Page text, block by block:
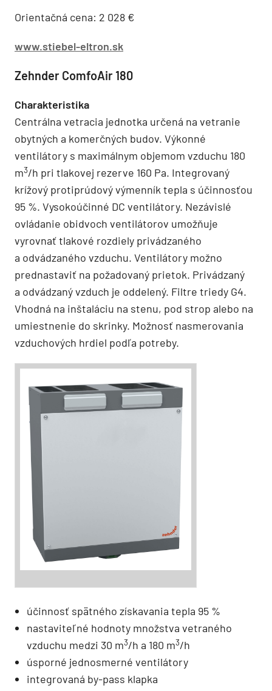
Orientačná cena: 2 028 €
www.stiebel-eltron.sk
Zehnder ComfoAir 180
Charakteristika
Centrálna vetracia jednotka určená na vetranie
obytných a komerčných budov. Výkonné
ventilátory s maximálnym objemom vzduchu 180
m3/h pri tlakovej rezerve 160 Pa. Integrovaný
krížový protiprúdový výmenník tepla s účinnosťou
95 %. Vysokoúčinné DC ventilátory. Nezávislé
ovládanie obidvoch ventilátorov umožňuje
vyrovnať tlakové rozdiely privádzaného
a odvádzaného vzduchu. Ventilátory možno
prednastaviť na požadovaný prietok. Privádzaný
a odvádzaný vzduch je oddelený. Filtre triedy G4.
Vhodná na inštaláciu na stenu, pod strop alebo na
umiestnenie do skrinky. Možnosť nasmerovania
vzduchových hrdiel podľa potreby.
účinnosť spätného získavania tepla 95 %
nastaviteľné hodnoty množstva vetraného
vzduchu medzi 30 m3/h a 180 m3/h
úsporné jednosmerné ventilátory
integrovaná by-pass klapka